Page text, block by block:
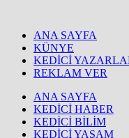
ANA SAYFA
KÜNYE
KEDİCİ
REKLAM VER
ANA SAYFA
KEDİCİ HABER
KEDİCİ BİLİM
KEDİCİ YAŞAM